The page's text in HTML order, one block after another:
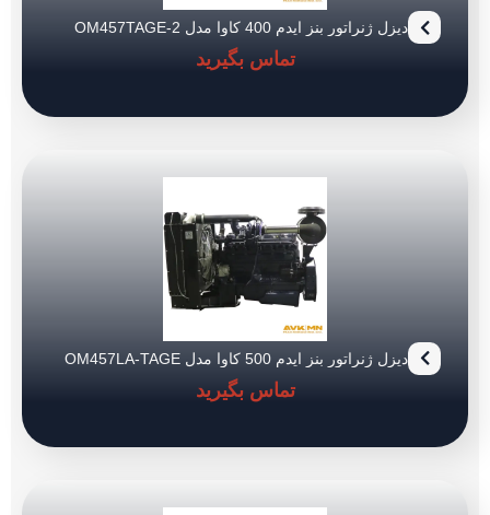
دیزل ژنراتور بنز ایدم 400 کاوا مدل OM457TAGE-2
تماس بگیرید
دیزل ژنراتور بنز ایدم 500 کاوا مدل OM457LA-TAGE
تماس بگیرید